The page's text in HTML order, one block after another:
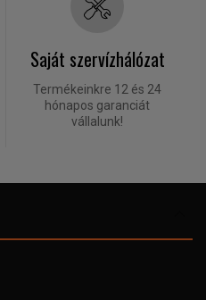
Saját szervízhálózat
Termékeinkre 12 és 24
hónapos garanciát
vállalunk!